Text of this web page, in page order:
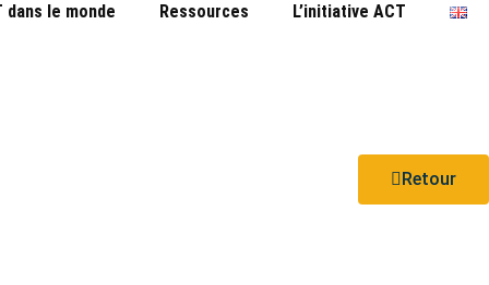
dans le monde Ressources L’initiative ACT
Retour